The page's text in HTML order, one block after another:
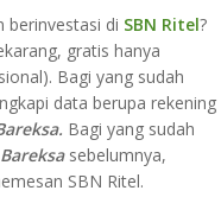
berinvestasi di SBN Ritel?
gratis hanya
Bagi yang sudah
data berupa rekening
Bagi yang sudah
Bareksa sebelumnya,
SBN Ritel.